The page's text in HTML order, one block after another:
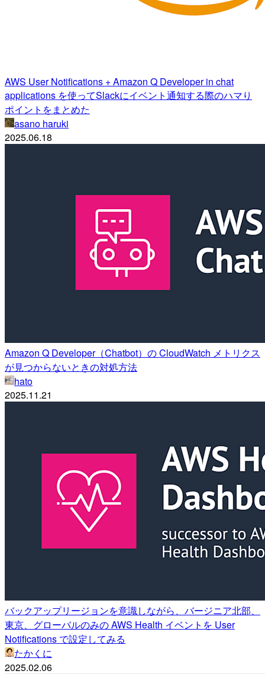
AWS User Notifications + Amazon Q Developer in chat
applications を使ってSlackにイベント通知する際のハマり
ポイントをまとめた
asano haruki
2025.06.18
Amazon Q Developer（Chatbot）の CloudWatch メトリクス
が見つからないときの対処方法
hato
2025.11.21
バックアップリージョンを意識しながら、バージニア北部、
東京、グローバルのみの AWS Health イベントを User
Notifications で設定してみる
たかくに
2025.02.06